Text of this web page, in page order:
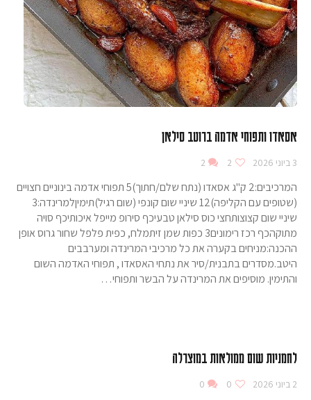
אסאדו ותפוחי אדמה ברוטב סילאן
3 ביוני 2026 2
2
המרכיבים:2 ק"ג אסאדו (נתח שלם/חתוך)5 תפוחי אדמה בינוניים חצויים
(שטופים עם הקליפה)12 שיניי שום קונפי (שום רגיל)תימיןלמרינדה:3
שיניי שום קצוצותחצי כוס סילאן טבעיכף סירופ מייפל איכותיכף סויה
מתוקהכף רכז רימונים3 כפות שמן זיתמלח, כפית פלפל שחור גרוס אופן
ההכנה:מניחים בקערה את כל מרכיבי המרינדה ומערבבים
היטב.מסדרים בתבנית/סיר את נתחי האסאדו , תפוחי האדמה השום
והתימין. מוסיפים את המרינדה על הבשר ותפוחי…
לחמניות שום ממולאות במוצרלה
2 ביוני 2026 0
0